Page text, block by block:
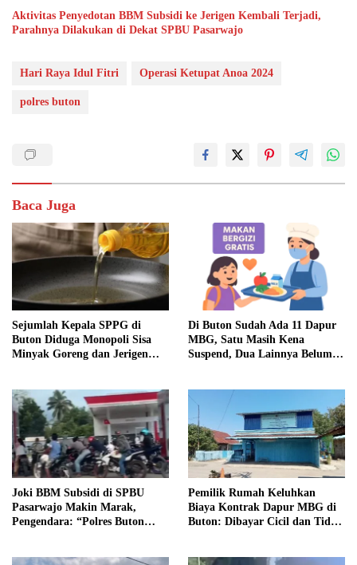
Aktivitas Penyedotan BBM Subsidi ke Jerigen Kembali Terjadi,
Parahnya Dilakukan di Dekat SPBU Pasarwajo
Hari Raya Idul Fitri Operasi Ketupat Anoa 2024
polres buton
Baca Juga
Sejumlah Kepala SPPG di
Buton Diduga Monopoli Sisa
Minyak Goreng dan Jerigen
Di Buton Sudah Ada 11 Dapur
MBG, Satu Masih Kena
Suspend, Dua Lainnya Belum
Joki BBM Subsidi di SPBU
Pasarwajo Makin Marak,
Pengendara: “Polres Buton
Pemilik Rumah Keluhkan
Biaya Kontrak Dapur MBG di
Buton: Dibayar Cicil dan Tidak